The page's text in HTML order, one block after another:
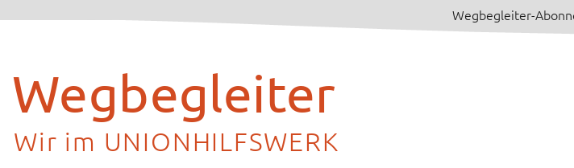
Wegbegleiter-
Wegbegleiter
Wir im UNIONHILFSWERK